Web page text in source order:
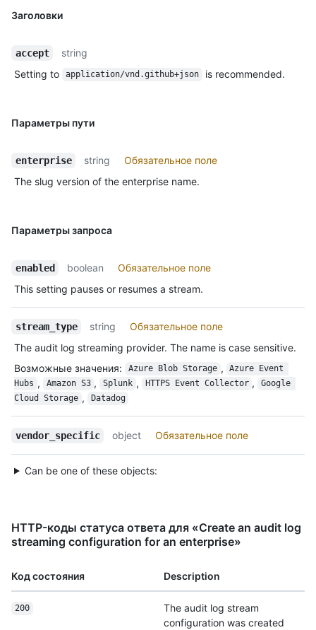
Заголовки
accept
string
Setting to
application/vnd.github+json is recommended.
Параметры пути
enterprise string
Обязательное поле
The slug version of the enterprise name.
Параметры запроса
enabled boolean
Обязательное поле
This setting pauses or resumes a stream.
stream_type string
Обязательное поле
The audit log streaming provider. The name is case sensitive.
Возможные значения: Azure Blob Storage ,
Azure Event
Hubs , Amazon S3 , Splunk , HTTPS Event Collector ,
Google
Cloud Storage , Datadog
vendor_specific object Обязательное поле
Can be one of these objects:
HTTP-коды статуса ответа для «Create an audit log
streaming configuration for an enterprise»
Код состояния Description
200
The audit log stream
configuration was created